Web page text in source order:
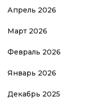
Апрель 2026
Март 2026
Февраль 2026
Январь 2026
Декабрь 2025